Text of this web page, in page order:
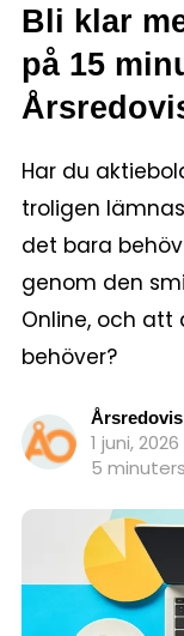
Bli klar
på 15
Har du
troligen
det bara
genom den
Online, och att
behöver?
1 juni, 2026
5